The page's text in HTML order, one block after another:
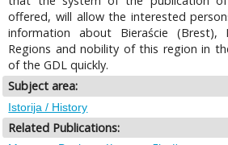
offered, will allow the interested
information about Bieraście (Brest),
Regions and nobility of this region in
of the GDL quickly.
Subject area:
Istorija / History
Related Publications: